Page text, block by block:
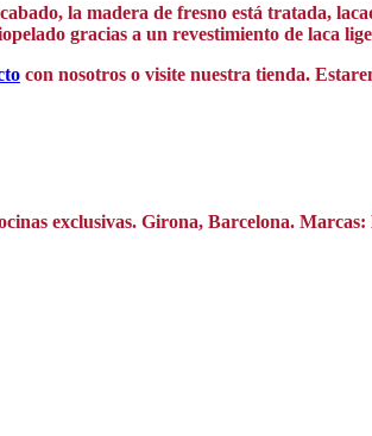
la madera de fresno está tratada,
gracias a un revestimiento de laca
con nosotros o visite nuestra tienda.
exclusivas. Girona, Barcelona.